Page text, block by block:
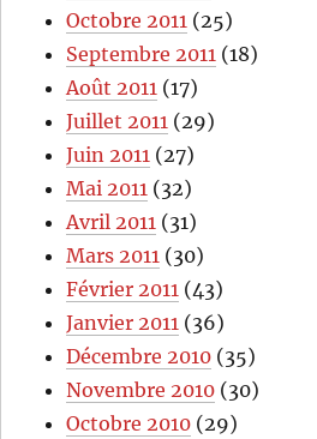
Octobre 2011 (25)
Septembre 2011 (18)
Août 2011 (17)
Juillet 2011 (29)
Juin 2011 (27)
Mai 2011 (32)
Avril 2011 (31)
Mars 2011 (30)
Février 2011 (43)
Janvier 2011 (36)
Décembre 2010 (35)
Novembre 2010 (30)
Octobre 2010 (29)